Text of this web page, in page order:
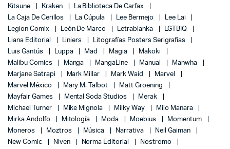
Kitsune
Kraken
La Biblioteca De Carfax
La Caja De Cerillos
La Cúpula Lee Bermejo
Lee Lai
Legion Comix
León De Marco Letrablanka
LGTBIQ
Liana Editorial
Liniers
Litografías Posters Serigrafías
Luis Gantús
Luppa Mad Magia
Makoki
Malibu Comics
Manga MangaLine Manual
Manwha
Marjane Satrapi
Mark Millar Mark Waid
Marvel
Marvel México
Mary M. Talbot
Matt Groening
Mayfair Games
Mental Soda Studios
Merak
Michael Turner
Mike Mignola Milky Way
Milo Manara
Mirka Andolfo
Mitología Moda Moebius
Momentum
Moneros
Moztros Música Narrativa
Neil Gaiman
New Comic
Niven Norma Editorial
Nostromo